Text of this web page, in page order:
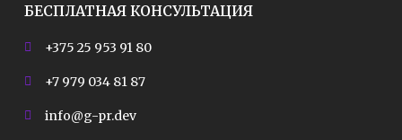
БЕСПЛАТНАЯ КОНСУЛЬТАЦИЯ
+375 25 953 91 80
+7 979 034 81 87
info@g-pr.dev